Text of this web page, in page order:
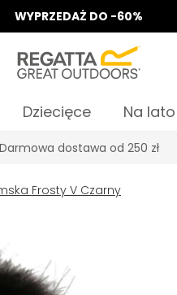
WYPRZEDAŻ DO -60%
Dziecięce Na lato
15%, za zapis do Newslettera*
Frosty V Czarny